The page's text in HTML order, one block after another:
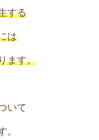
する
は
ます。
いて
。